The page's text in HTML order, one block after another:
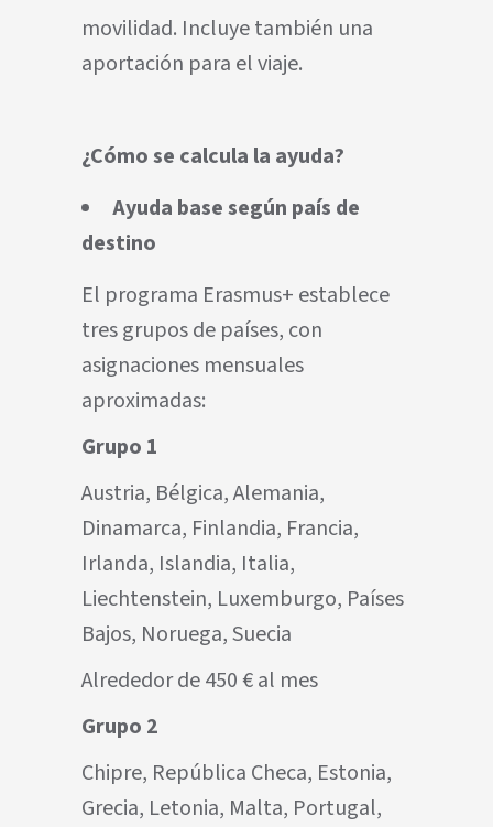
movilidad. Incluye también una
aportación para el viaje.
¿Cómo se calcula la ayuda?
Ayuda base según país de
destino
El programa Erasmus+ establece
tres grupos de países, con
asignaciones mensuales
aproximadas:
Grupo 1
Austria, Bélgica, Alemania,
Dinamarca, Finlandia, Francia,
Irlanda, Islandia, Italia,
Liechtenstein, Luxemburgo, Países
Bajos, Noruega, Suecia
Alrededor de 450 € al mes
Grupo 2
Chipre, República Checa, Estonia,
Grecia, Letonia, Malta, Portugal,